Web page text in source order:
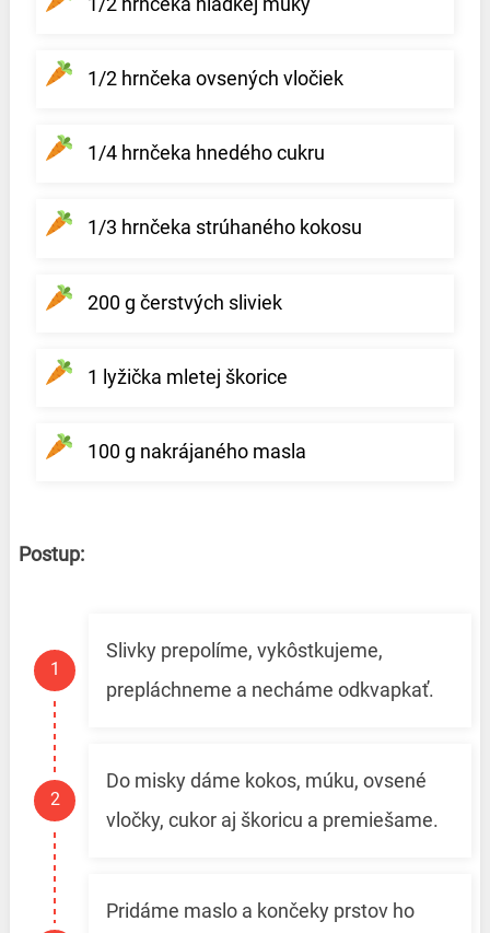
1/2 hrnčeka ovsených vločiek
1/4 hrnčeka hnedého cukru
1/3 hrnčeka strúhaného kokosu
200 g čerstvých sliviek
1 lyžička mletej škorice
100 g nakrájaného masla
Postup:
Slivky prepolíme, vykôstkujeme,
prepláchneme a necháme odkvapkať.
Do misky dáme kokos, múku, ovsené
vločky, cukor aj škoricu a premiešame.
Pridáme maslo a končeky prstov ho